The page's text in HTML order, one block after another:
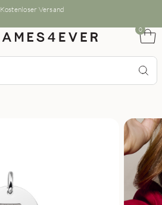
Kostenloser Versand
0